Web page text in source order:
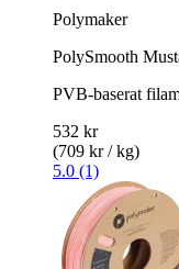
Polymaker
PolySmooth
PVB-baserat
532 kr
(709 kr / kg)
5.0 (1)